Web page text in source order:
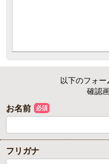
以下のフォー
確認
お名前 必須
フリガナ